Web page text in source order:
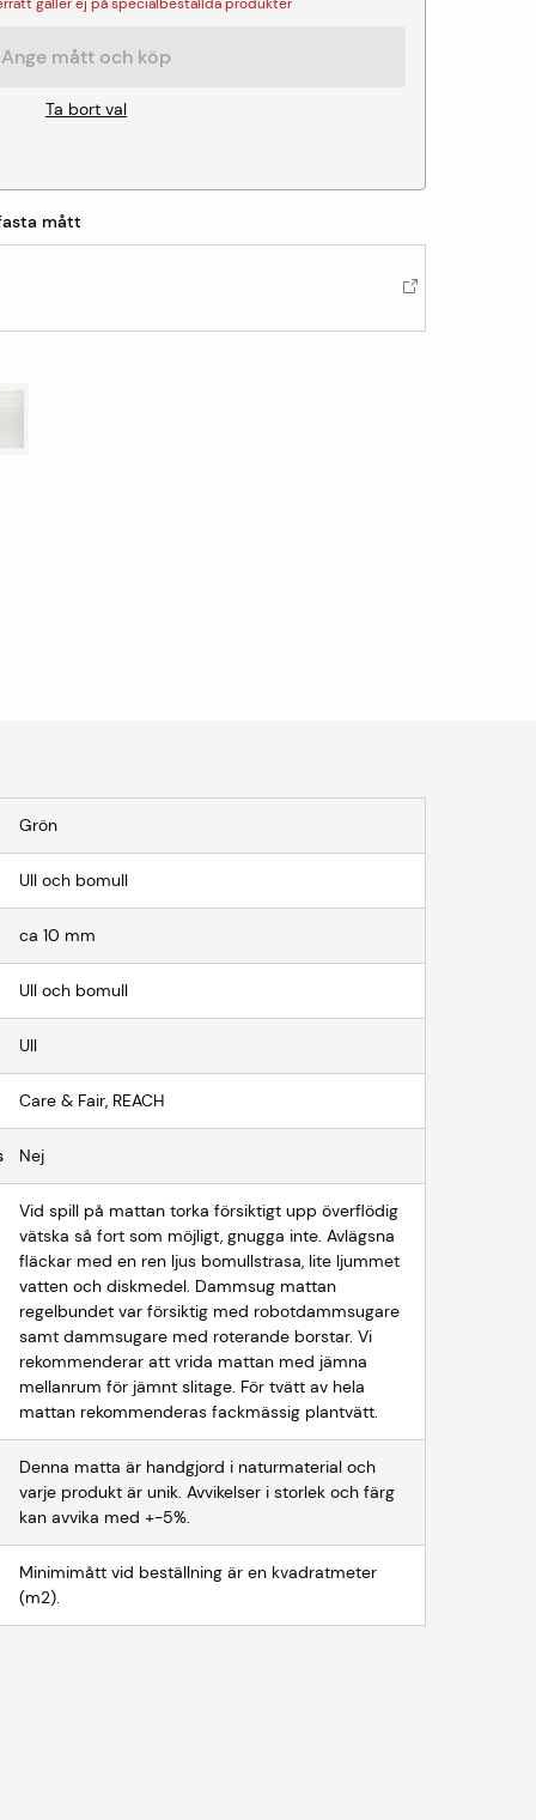
Ange mått och köp
Ta bort val
mått
Grön
Ull och bomull
ca 10 mm
Ull och bomull
Ull
Care & Fair, REACH
Nej
Vid spill på mattan torka försiktigt upp överflödig
vätska så fort som möjligt, gnugga inte. Avlägsna
fläckar med en ren ljus bomullstrasa, lite ljummet
vatten och diskmedel. Dammsug mattan
regelbundet var försiktig med robotdammsugare
samt dammsugare med roterande borstar. Vi
rekommenderar att vrida mattan med jämna
mellanrum för jämnt slitage. För tvätt av hela
mattan rekommenderas fackmässig plantvätt.
Denna matta är handgjord i naturmaterial och
varje produkt är unik. Avvikelser i storlek och färg
kan avvika med +-5%.
Minimimått vid beställning är en kvadratmeter
(m2).